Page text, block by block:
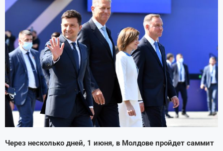
Через несколько дней, 1 июня, в Молдове пройдет саммит